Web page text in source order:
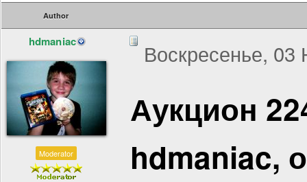
Author
hdmaniac
Moderator
Воскресенье,
Аукцион
hdmaniac,